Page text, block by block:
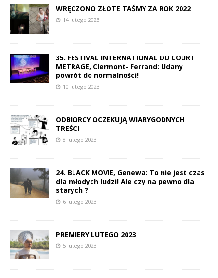
WRĘCZONO ZŁOTE TAŚMY ZA ROK 2022
14 lutego 2023
35. FESTIVAL INTERNATIONAL DU COURT
METRAGE, Clermont- Ferrand: Udany
powrót do normalności!
10 lutego 2023
ODBIORCY OCZEKUJĄ WIARYGODNYCH
TREŚCI
8 lutego 2023
24. BLACK MOVIE, Genewa: To nie jest czas
dla młodych ludzi! Ale czy na pewno dla
starych ?
6 lutego 2023
PREMIERY LUTEGO 2023
5 lutego 2023